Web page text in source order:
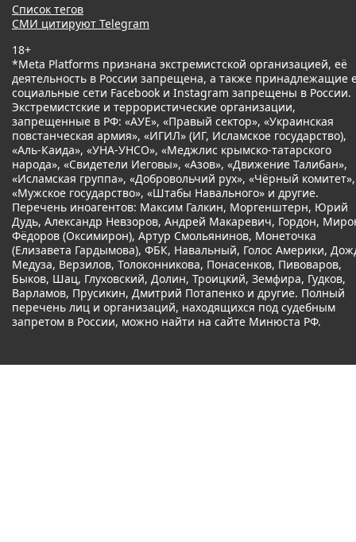
Список тегов
СМИ цитируют Telegram
18+
*Meta Platforms признана экстремистской организацией, её
деятельность в России запрещена, а также принадлежащие
социальные сети Facebook и Instagram запрещены в России.
Экстремистские и террористические организации,
запрещенные в РФ: «АУЕ», «Правый сектор», «Украинская
повстанческая армия», «ИГИЛ» (ИГ, Исламское государство),
«Аль-Каида», «УНА-УНСО», «Меджлис крымско-татарского
народа», «Свидетели Иеговы», «Азов», «Движение Талибан»,
«Исламская группа», «Добровольчий рух», «Чёрный комитет»,
«Мужское государство», «Штабы Навального» и другие.
Перечень иноагентов: Максим Галкин, Моргенштерн, Юрий
Дудь, Александр Невзоров, Андрей Макаревич, Гордон,
Фёдоров (Оксимирон), Артур Смольянинов, Монеточка
(Елизавета Гардымова), ФБК, Навальный, Голос Америки,
Медуза, Верзилов, Толоконникова, Понасенков, Пивоваров,
Быков, Шац, Глуховский, Долин, Троицкий, Земфира, Гудков,
Варламов, Прусикин, Дмитрий Потапенко и другие. Полный
перечень лиц и организаций, находящихся под судебным
запретом в России, можно найти на сайте Минюста РФ.